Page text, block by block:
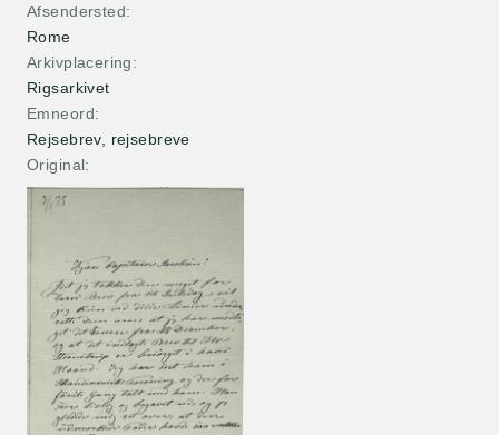
Afsendersted
Rome
Arkivplacering
Rigsarkivet
Emneord
Rejsebrev, rejsebreve
Original